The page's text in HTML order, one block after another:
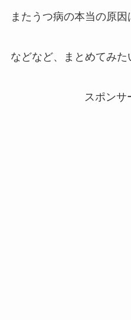
またうつ病の本当の原因
などなど、まとめてみた
スポンサ